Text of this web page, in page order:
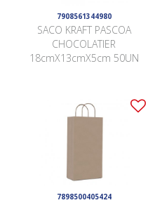
7908561344980
SACO KRAFT PASCOA
CHOCOLATIER
18cmX13cmX5cm 50UN
7898500405424